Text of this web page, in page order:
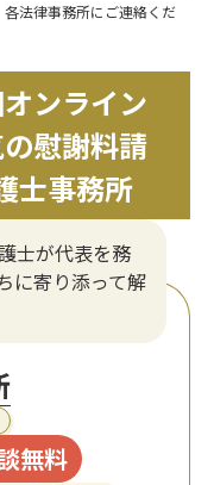
各法律事務所にご連絡くだ
ンライン
慰謝料請
士事務所
士が代表を務
に寄り添って解
無料